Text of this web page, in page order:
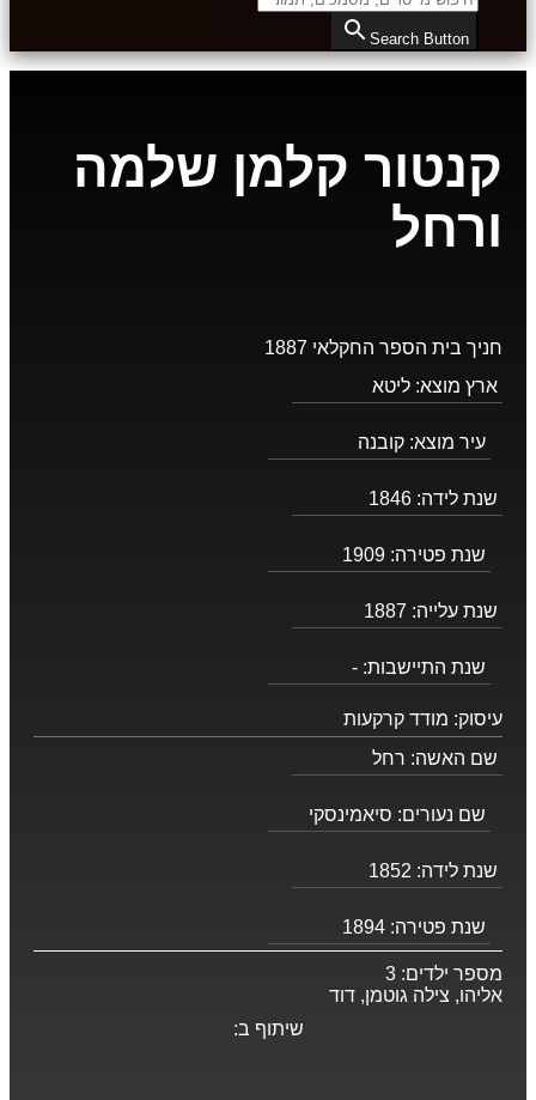
Search Button
קנטור קלמן שלמה
ורחל
חניך בית הספר החקלאי 1887
ארץ מוצא: ליטא
עיר מוצא: קובנה
שנת לידה: 1846
שנת פטירה: 1909
שנת עלייה: 1887
שנת התיישבות: -
עיסוק: מודד קרקעות
שם האשה: רחל
שם נעורים: סיאמינסקי
שנת לידה: 1852
שנת פטירה: 1894
מספר ילדים: 3
אליהו, צילה גוטמן, דוד
שיתוף ב: